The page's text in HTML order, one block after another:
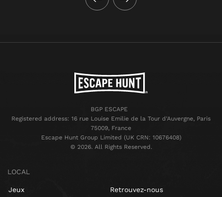
BGP ESCAPE
Registered address: 16 rue Louise Emilie de la Tour d'Auvergne, Paris
75009, France
Escape Hunt Group Limited (UK CRN: 10676408)
©️ 2026. All Rights Reserved.
LOCAL
Jeux Retrouvez-nous